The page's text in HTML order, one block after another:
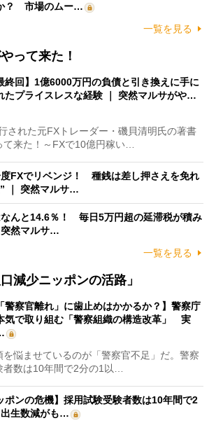
？ 市場のムー…
一覧を見る
って来た！
終回】1億6000万円の負債と引き換えに手に
たプライスレスな経験 ｜ 突然マルサがや…
された元FXトレーダー・磯貝清明氏の著書
て来た！～FXで10億円稼い…
度FXでリベンジ！ 種銭は差し押さえを免れ
｜ 突然マルサ…
なんと14.6％！ 毎日5万円超の延滞税が積み
然マルサ…
一覧を見る
減少ニッポンの活路」
警察官離れ」に歯止めはかかるか？】警察庁
気で取り組む「警察組織の構造改革」 実
悩ませているのが「警察官不足」だ。警察
者数は10年間で2分の1以…
ポンの危機】採用試験受験者数は10年間で2
生数減がも…